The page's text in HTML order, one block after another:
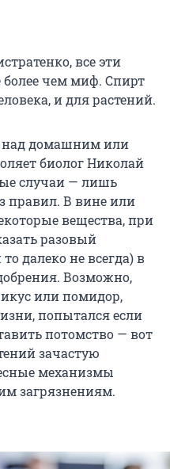
все эти
более чем миф. Спирт
и для растений.
над домашним или
биолог Николай
случаи — лишь
правил. В вине или
вещества, при
разовый
далеко не всегда) в
Возможно,
или помидор,
попытался если
потомство — вот
зачастую
механизмы
загрязнениям.